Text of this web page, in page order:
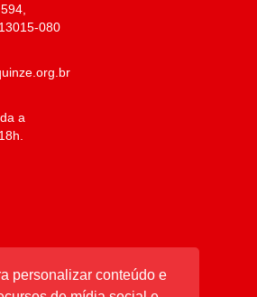
080
a
personalizar conteúdo e